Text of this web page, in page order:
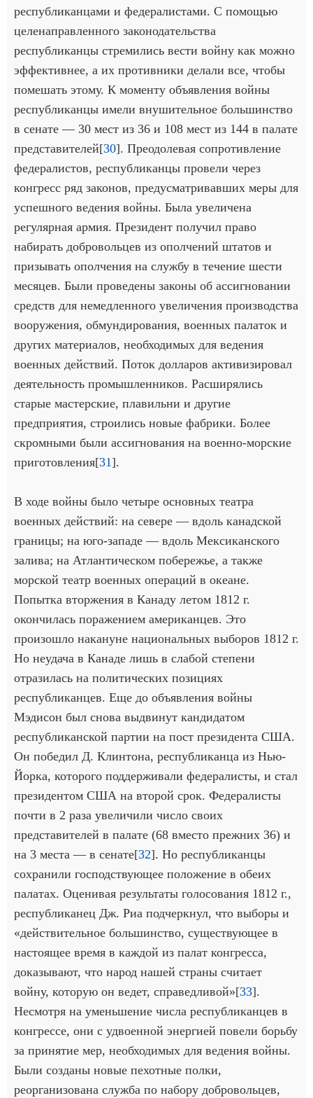
республиканцами и федералистами. С помощью
целенаправленного законодательства
республиканцы стремились вести войну как можно
эффективнее, а их противники делали все, чтобы
помешать этому. К моменту объявления войны
республиканцы имели внушительное большинство
в сенате — 30 мест из 36 и 108 мест из 144 в палате
представителей[30]. Преодолевая сопротивление
федералистов, республиканцы провели через
конгресс ряд законов, предусматривавших меры для
успешного ведения войны. Была увеличена
регулярная армия. Президент получил право
набирать добровольцев из ополчений штатов и
призывать ополчения на службу в течение шести
месяцев. Были проведены законы об ассигновании
средств для немедленного увеличения производства
вооружения, обмундирования, военных палаток и
других материалов, необходимых для ведения
военных действий. Поток долларов активизировал
деятельность промышленников. Расширялись
старые мастерские, плавильни и другие
предприятия, строились новые фабрики. Более
скромными были ассигнования на военно-морские
приготовления[31].
В ходе войны было четыре основных театра
военных действий: на севере — вдоль канадской
границы; на юго-западе — вдоль Мексиканского
залива; на Атлантическом побережье, а также
морской театр военных операций в океане.
Попытка вторжения в Канаду летом 1812 г.
окончилась поражением американцев. Это
произошло накануне национальных выборов 1812 г.
Но неудача в Канаде лишь в слабой степени
отразилась на политических позициях
республиканцев. Еще до объявления войны
Мэдисон был снова выдвинут кандидатом
республиканской партии на пост президента США.
Он победил Д. Клинтона, республиканца из Нью-
Йорка, которого поддерживали федералисты, и стал
президентом США на второй срок. Федералисты
почти в 2 раза увеличили число своих
представителей в палате (68 вместо прежних 36) и
на 3 места — в сенате[32]. Но республиканцы
сохранили господствующее положение в обеих
палатах. Оценивая результаты голосования 1812 г.,
республиканец Дж. Риа подчеркнул, что выборы и
«действительное большинство, существующее в
настоящее время в каждой из палат конгресса,
доказывают, что народ нашей страны считает
войну, которую он ведет, справедливой»[33].
Несмотря на уменьшение числа республиканцев в
конгрессе, они с удвоенной энергией повели борьбу
за принятие мер, необходимых для ведения войны.
Были созданы новые пехотные полки,
реорганизована служба по набору добровольцев,